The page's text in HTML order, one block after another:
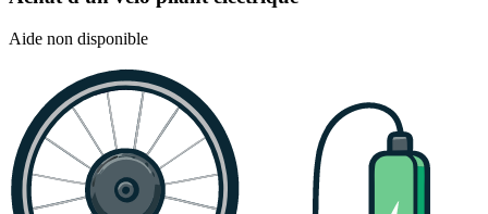
Aide non disponible